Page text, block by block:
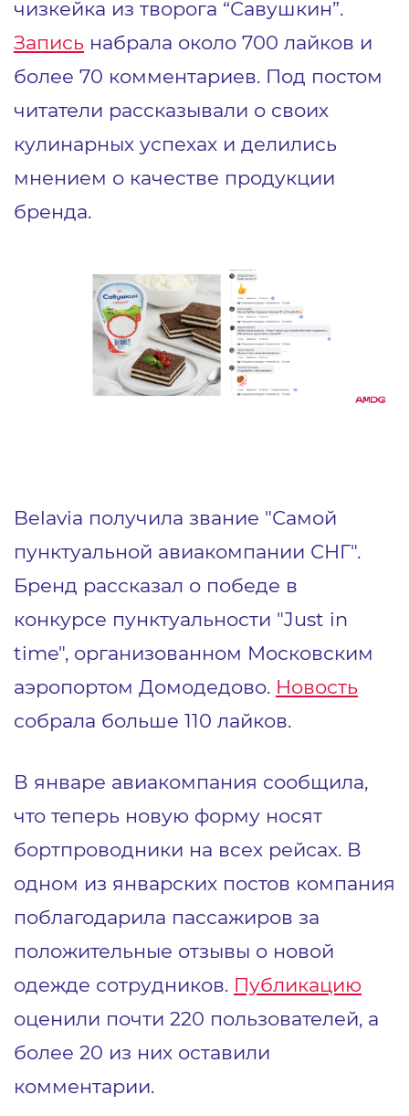
чизкейка из творога “Савушкин”.
Запись набрала около 700 лайков и
более 70 комментариев. Под постом
читатели рассказывали о своих
кулинарных успехах и делились
мнением о качестве продукции
бренда.
Belavia получила звание "Самой
пунктуальной авиакомпании СНГ".
Бренд рассказал о победе в
конкурсе пунктуальности "Just in
time", организованном Московским
аэропортом Домодедово. Новость
собрала больше 110 лайков.
В январе авиакомпания сообщила,
что теперь новую форму носят
бортпроводники на всех рейсах. В
одном из январских постов компания
поблагодарила пассажиров за
положительные отзывы о новой
одежде сотрудников. Публикацию
оценили почти 220 пользователей, а
более 20 из них оставили
комментарии.